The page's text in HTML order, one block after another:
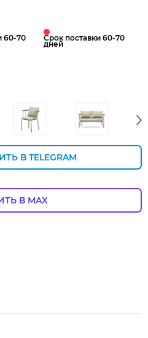
60-70 Срок поставки 60-70
дней
В TELEGRAM
В MAX